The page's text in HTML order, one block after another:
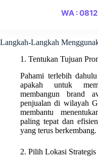
WA :
Langkah-Langkah
1. Tentukan Tujuan
Pahami terlebih
apakah untuk
membangun brand
penjualan di wilayah
membantu
paling tepat dan
yang terus berkembang.
2. Pilih Lokasi Strategis